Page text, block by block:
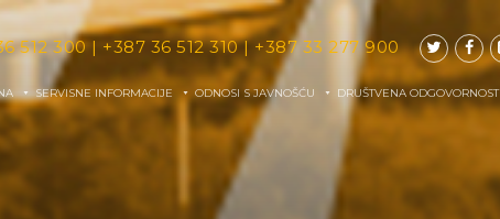
512 300| +387 36 512 310|+387 33 277 900
SERVISNE INFORMACIJE ODNOSI S JAVNOŠĆU DRUŠTVENA ODGOVORNOST